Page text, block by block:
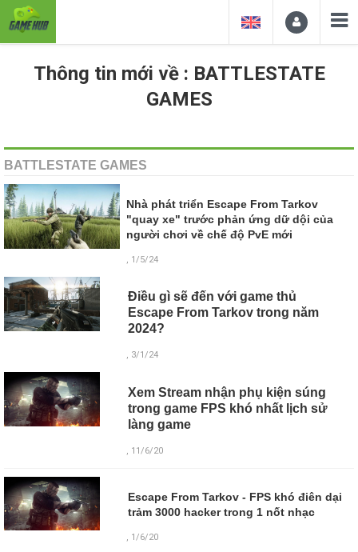
Thông tin mới về : BATTLESTATE
GAMES
BATTLESTATE GAMES
Nhà phát triển Escape From Tarkov
"quay xe" trước phản ứng dữ dội của
người chơi về chế độ PvE mới
, 1/5/24
Điều gì sẽ đến với game thủ
Escape From Tarkov trong năm
2024?
, 3/1/24
Xem Stream nhận phụ kiện súng
trong game FPS khó nhất lịch sử
làng game
, 11/6/20
Escape From Tarkov - FPS khó điên dại
trảm 3000 hacker trong 1 nốt nhạc
, 1/6/20